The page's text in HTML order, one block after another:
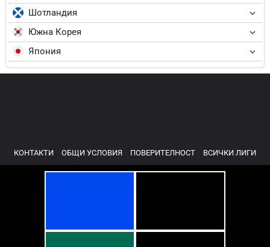
Шотландия
Южна Корея
Япония
КОНТАКТИ ОБЩИ УСЛОВИЯ ПОВЕРИТЕЛНОСТ ВСИЧКИ ЛИГИ